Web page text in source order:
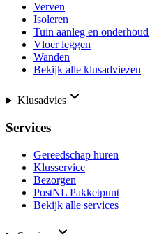
Verven
Isoleren
Tuin aanleg en onderhoud
Vloer leggen
Wanden
Bekijk alle klusadviezen
Klusadvies
Services
Gereedschap huren
Klusservice
Bezorgen
PostNL Pakketpunt
Bekijk alle services